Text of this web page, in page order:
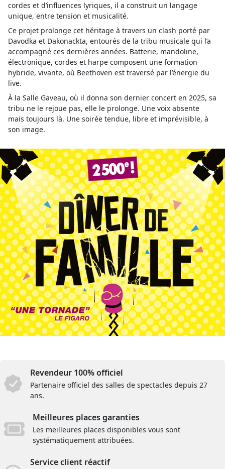
cordes et d’influences lyriques, il a construit un langage
unique, entre tension et musicalité.
Ce projet prolonge cet héritage à travers un clash porté par
Davodka et Dakonackta, entourés de la tribu musicale qui l’a
accompagné ces dernières années. Batterie, mandoline,
électronique, cordes et harpe composent une formation
hybride, vivante, où Beethoven est traversé par l’énergie du
live.
À la Salle Gaveau, où il donna son dernier concert en 2025, sa
tribu ne le rejoue pas, elle le prolonge. Une voix absente
mais toujours là. Une soirée tendue, libre et imprévisible, à
son image.
Revendeur 100% officiel
Partenaire officiel des salles de spectacles depuis 27
ans.
Meilleures places garanties
Les meilleures places disponibles vous sont
systématiquement attribuées.
Service client réactif